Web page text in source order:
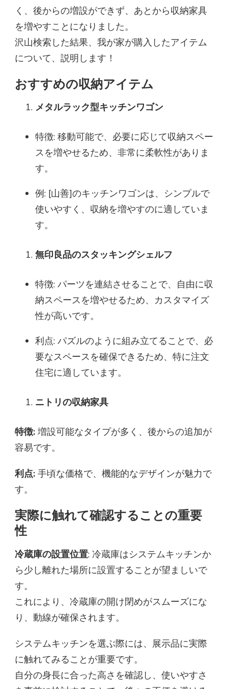
く、後からの増設ができず、あとから収納家具
を増やすことになりました。
沢山検索した結果、我が家が購入したアイテム
について、説明します！
おすすめの収納アイテム
メタルラック型キッチンワゴン
特徴: 移動可能で、必要に応じて収納スペー
スを増やせるため、非常に柔軟性がありま
す。
例: [山善]のキッチンワゴンは、シンプルで
使いやすく、収納を増やすのに適していま
す。
無印良品のスタッキングシェルフ
特徴: パーツを連結させることで、自由に収
納スペースを増やせるため、カスタマイズ
性が高いです。
利点: パズルのように組み立てることで、必
要なスペースを確保できるため、特に注文
住宅に適しています。
ニトリの収納家具
特徴: 増設可能なタイプが多く、後からの追加が
容易です。
利点: 手頃な価格で、機能的なデザインが魅力で
す。
実際に触れて確認することの重要
性
冷蔵庫の設置位置: 冷蔵庫はシステムキッチンか
ら少し離れた場所に設置することが望ましいで
す。
これにより、冷蔵庫の開け閉めがスムーズにな
り、動線が確保されます。
システムキッチンを選ぶ際には、展示品に実際
に触れてみることが重要です。
自分の身長に合った高さを確認し、使いやすさ